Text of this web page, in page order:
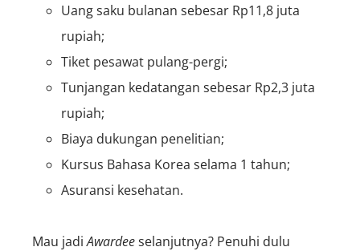
Uang saku bulanan sebesar Rp11,8 juta
rupiah;
Tiket pesawat pulang-pergi;
Tunjangan kedatangan sebesar Rp2,3 juta
rupiah;
Biaya dukungan penelitian;
Kursus Bahasa Korea selama 1 tahun;
Asuransi kesehatan.
Mau jadiAwardeeselanjutnya? Penuhi dulu